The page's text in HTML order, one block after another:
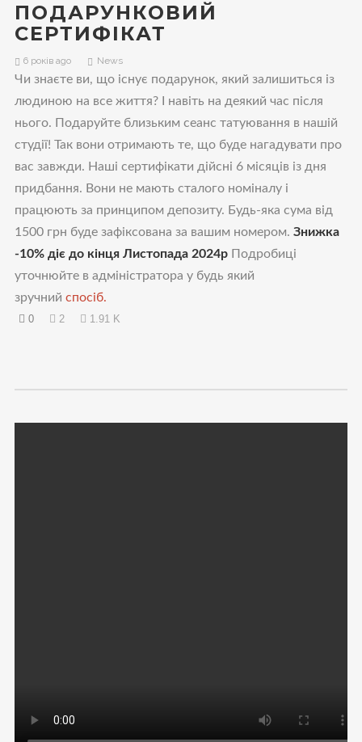
ПОДАРУНКОВИЙ
СЕРТИФІКАТ
6 років ago News
Чи знаєте ви, що існує подарунок, який залишиться із
людиною на все життя? І навіть на деякий час після
нього. Подаруйте близьким сеанс татуювання в нашій
студії! Так вони отримають те, що буде нагадувати про
вас завжди. Наші сертифікати дійсні 6 місяців із дня
придбання. Вони не мають сталого номіналу і
працюють за принципом депозиту. Будь-яка сума від
1500 грн буде зафіксована за вашим номером. Знижка
-10% діє до кінця Листопада 2024рПодробиці
уточнюйте в адміністратора у будь який
зручний спосіб.
0 2 1.91 K